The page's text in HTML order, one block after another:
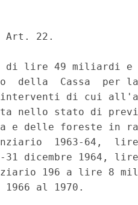
Art. 22.
lire 49 miliardi e
della  Cassa  per
interventi di cui
nello stato di
e delle foreste in
1963-64,
dicembre 1964,
196 a lire 8